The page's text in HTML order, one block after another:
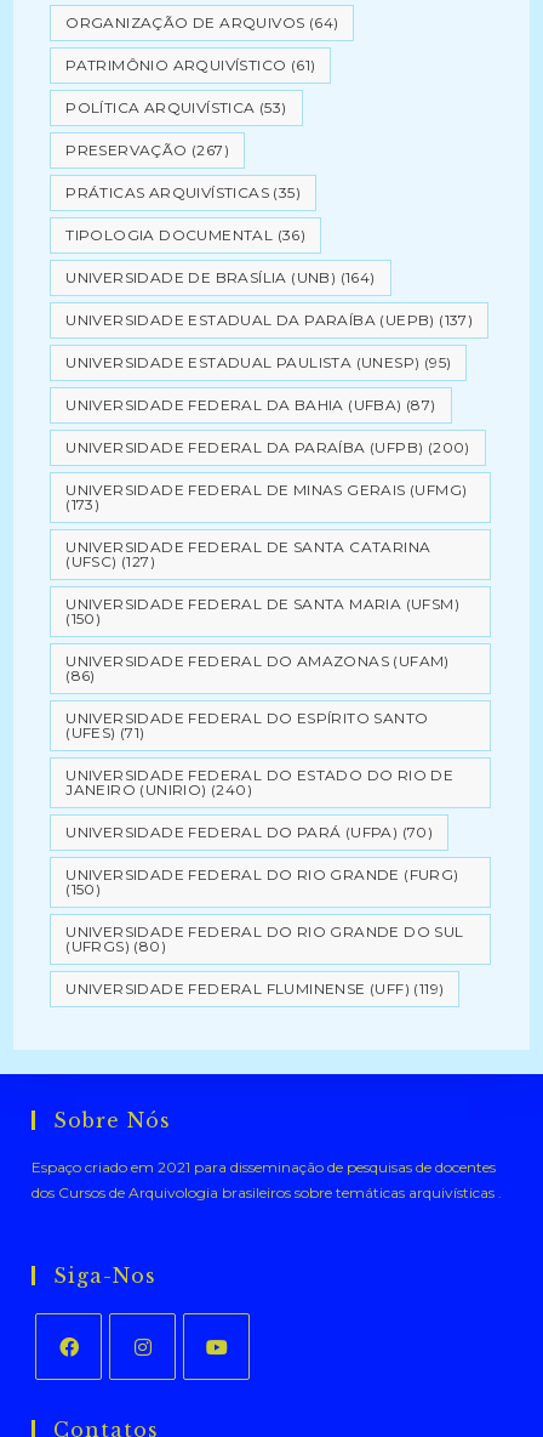
ORGANIZAÇÃO DE ARQUIVOS (64)
PATRIMÔNIO ARQUIVÍSTICO (61)
POLÍTICA ARQUIVÍSTICA (53)
PRESERVAÇÃO (267)
PRÁTICAS ARQUIVÍSTICAS (35)
TIPOLOGIA DOCUMENTAL (36)
UNIVERSIDADE DE BRASÍLIA (UNB) (164)
UNIVERSIDADE ESTADUAL DA PARAÍBA (UEPB) (137)
UNIVERSIDADE ESTADUAL PAULISTA (UNESP) (95)
UNIVERSIDADE FEDERAL DA BAHIA (UFBA) (87)
UNIVERSIDADE FEDERAL DA PARAÍBA (UFPB) (200)
UNIVERSIDADE FEDERAL DE MINAS GERAIS (UFMG)
(173)
UNIVERSIDADE FEDERAL DE SANTA CATARINA
(UFSC) (127)
UNIVERSIDADE FEDERAL DE SANTA MARIA (UFSM)
(150)
UNIVERSIDADE FEDERAL DO AMAZONAS (UFAM)
(86)
UNIVERSIDADE FEDERAL DO ESPÍRITO SANTO
(UFES) (71)
UNIVERSIDADE FEDERAL DO ESTADO DO RIO DE
JANEIRO (UNIRIO) (240)
UNIVERSIDADE FEDERAL DO PARÁ (UFPA) (70)
UNIVERSIDADE FEDERAL DO RIO GRANDE (FURG)
(150)
UNIVERSIDADE FEDERAL DO RIO GRANDE DO SUL
(UFRGS) (80)
UNIVERSIDADE FEDERAL FLUMINENSE (UFF) (119)
Sobre Nós
Espaço criado em 2021 para disseminação de pesquisas de docentes
dos Cursos de Arquivologia brasileiros sobre temáticas arquivísticas .
Siga-Nos
em
em
Contatos